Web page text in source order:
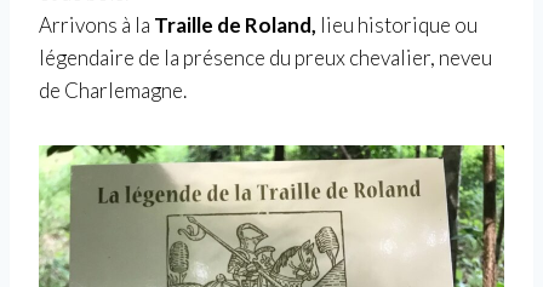
Arrivons à la Traille de Roland, lieu historique ou
légendaire de la présence du preux chevalier, neveu
de Charlemagne.